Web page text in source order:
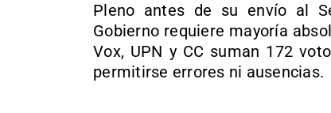
Pleno antes de su envío al
Gobierno requiere mayoría
Vox, UPN y CC suman 172
permitirse errores ni ausencias.